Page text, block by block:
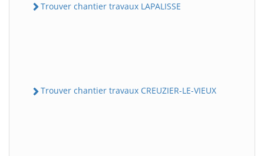
Trouver chantier travaux LAPALISSE
Trouver chantier travaux CREUZIER-LE-VIEUX